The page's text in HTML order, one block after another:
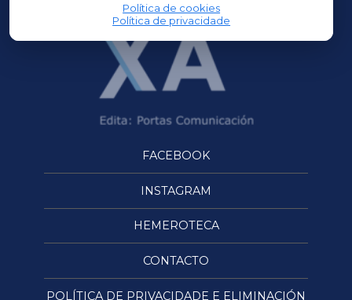
Política de cookies
Política de privacidade
FACEBOOK
INSTAGRAM
HEMEROTECA
CONTACTO
POLÍTICA DE PRIVACIDADE E ELIMINACIÓN